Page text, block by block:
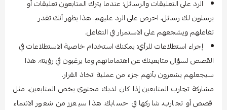
الرد على التعليقات والرسائل: عندما يترك المتابعون تعليقات أو
يرسلون لك رسائل، احرص على الرد عليهم. هذا يظهر أنك تقدر
تفاعلهم ويشجعهم على الاستمرار في التفاعل.
إجراء استطلاعات للرأي: يمكنك استخدام خاصية الاستطلاعات في
القصص لسؤال متابعينك عن اهتماماتهم وما يرغبون في رؤيته. هذا
سيجعلهم يشعرون بأنهم جزء من عملية اتخاذ القرار.
مشاركة تجارب المتابعين إذا كان لديك محتوى يخص المتابعين، مثل
قصص أو تجارب، شاركها في حسابك. هذا سيعزز من شعور الانتماء